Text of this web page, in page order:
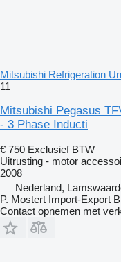
Mitsubishi Refrigeration
11
Mitsubishi Pegasus
- 3 Phase Inducti
€ 750 Exclusief BTW
Uitrusting - motor
2008
Nederland,
P. Mostert Import-Export
Contact opnemen met